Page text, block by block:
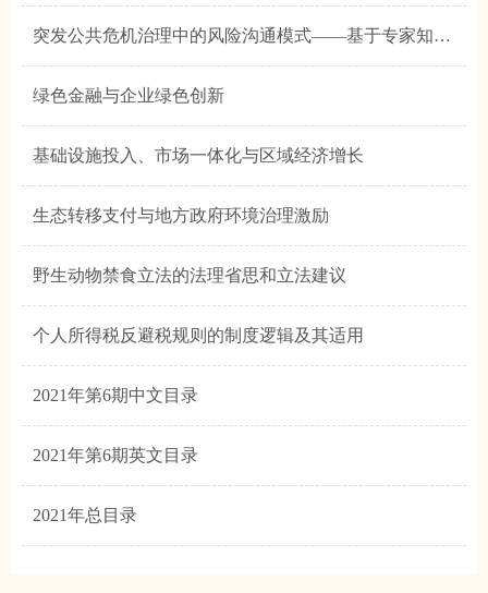
突发公共危机治理中的风险沟通模式——基于专家知识与民众认知差异的视角
绿色金融与企业绿色创新
基础设施投入、市场一体化与区域经济增长
生态转移支付与地方政府环境治理激励
野生动物禁食立法的法理省思和立法建议
个人所得税反避税规则的制度逻辑及其适用
2021年第6期中文目录
2021年第6期英文目录
2021年总目录